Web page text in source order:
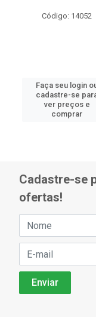
Código: 14052
Faça seu login
cadastre-se
ver preços e
comprar
Cadastre-se
ofertas!